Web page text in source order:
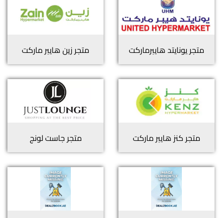
متجريونايتد هايبرماركت متجرزين هايبر ماركت
متجركنز هايبر ماركت متجرجاست لونج